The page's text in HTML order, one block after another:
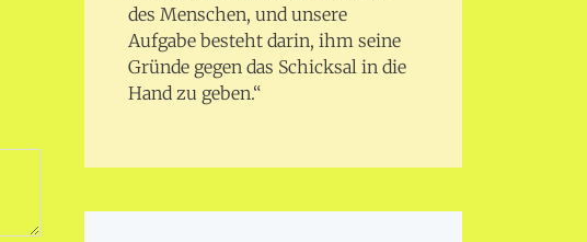
des Menschen, und unsere
Aufgabe besteht darin, ihm seine
Gründe gegen das Schicksal in die
Hand zu geben.“